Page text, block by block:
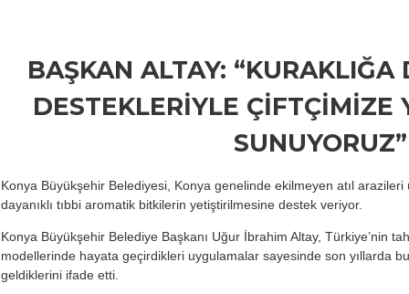
BAŞKAN ALTAY:
DESTEKLERİYLE ÇİFTÇİMİZE
SUNUYORUZ”
Konya Büyükşehir Belediyesi, Konya genelinde ekilmeyen atıl
dayanıklı tıbbi aromatik bitkilerin yetiştirilmesine destek veriyor.
Konya Büyükşehir Belediye Başkanı Uğur İbrahim Altay, Türkiye’nin
modellerinde hayata geçirdikleri uygulamalar sayesinde son yıllarda
geldiklerini ifade etti.